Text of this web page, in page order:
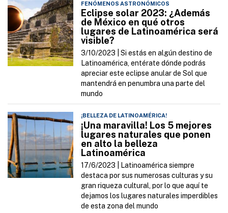
FENÓMENOS ASTRONÓMICOS
Eclipse solar 2023: ¿Además
de México en qué otros
lugares de Latinoamérica será
visible?
3/10/2023 |Si estás en algún destino de
Latinoamérica, entérate dónde podrás
apreciar este eclipse anular de Sol que
mantendrá en penumbra una parte del
mundo
¡BELLEZA DE LATINOAMÉRICA!
¡Una maravilla! Los 5 mejores
lugares naturales que ponen
en alto la belleza
Latinoamérica
17/6/2023 |
Latinoamérica siempre
destaca por sus numerosas culturas y su
gran riqueza cultural, por lo que aquí te
dejamos los lugares naturales imperdibles
de esta zona del mundo